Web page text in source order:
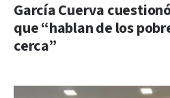
García Cuerva
que “hablan de los
cerca”